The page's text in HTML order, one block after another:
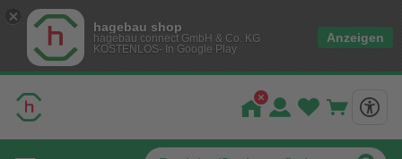
hagebau shop
hagebau connect GmbH & Co. KG
KOSTENLOS- In Google Play
Anzeigen